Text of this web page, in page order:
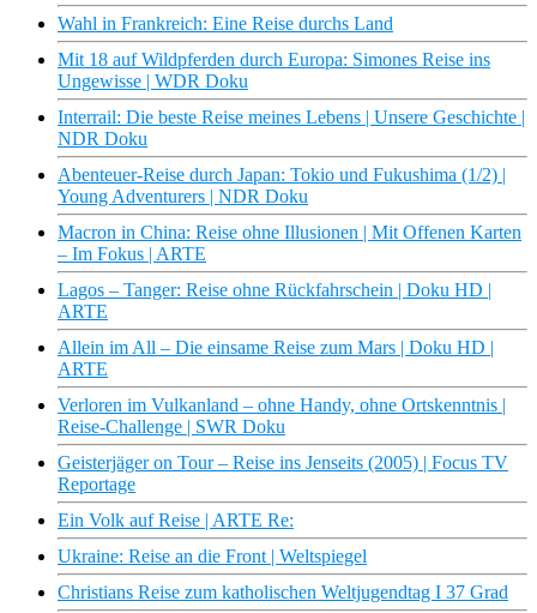
Wahl in Frankreich: Eine Reise durchs Land
Mit 18 auf Wildpferden durch Europa: Simones Reise ins
Ungewisse | WDR Doku
Interrail: Die beste Reise meines Lebens | Unsere Geschichte |
NDR Doku
Abenteuer-Reise durch Japan: Tokio und Fukushima (1/2) |
Young Adventurers | NDR Doku
Macron in China: Reise ohne Illusionen | Mit Offenen Karten
– Im Fokus | ARTE
Lagos – Tanger: Reise ohne Rückfahrschein | Doku HD |
ARTE
Allein im All – Die einsame Reise zum Mars | Doku HD |
ARTE
Verloren im Vulkanland – ohne Handy, ohne Ortskenntnis |
Reise-Challenge | SWR Doku
Geisterjäger on Tour – Reise ins Jenseits (2005) | Focus TV
Reportage
Ein Volk auf Reise | ARTE Re:
Ukraine: Reise an die Front | Weltspiegel
Christians Reise zum katholischen Weltjugendtag I 37 Grad